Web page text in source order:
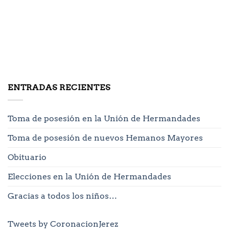
ENTRADAS RECIENTES
Toma de posesión en la Unión de Hermandades
Toma de posesión de nuevos Hemanos Mayores
Obituario
Elecciones en la Unión de Hermandades
Gracias a todos los niños…
Tweets by CoronacionJerez